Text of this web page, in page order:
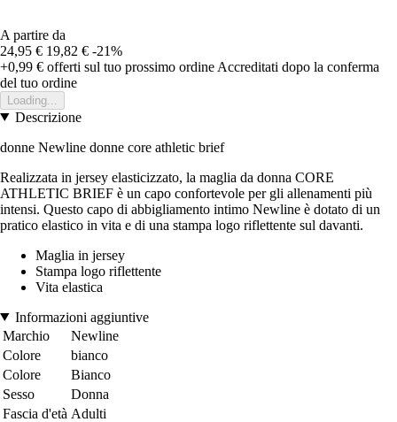
A partire da
24,95 € 19,82 € -21%
+0,99 € offerti sul tuo prossimo ordine Accreditati dopo la conferma
del tuo ordine
Loading...
Descrizione
donne Newline donne core athletic brief
Realizzata in jersey elasticizzato, la maglia da donna CORE
ATHLETIC BRIEF è un capo confortevole per gli allenamenti più
intensi. Questo capo di abbigliamento intimo Newline è dotato di un
pratico elastico in vita e di una stampa logo riflettente sul davanti.
Maglia in jersey
Stampa logo riflettente
Vita elastica
Informazioni aggiuntive
Marchio
Newline
Colore
bianco
Colore
Bianco
Sesso
Donna
Fascia d'età Adulti